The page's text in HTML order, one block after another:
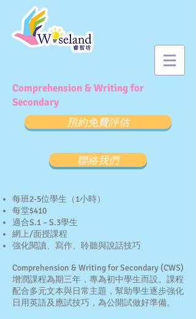
Comprehension & Writing for
Secondary
預約免費評估
聯絡我們
每班2-5位學生（1小時）
每堂$410
適合S.1 – S.3學生
網上/面授課程
強化閱讀、寫作、聆聽與說話技巧
Comprehension & Writing for Secondary (CWS)
增潤課程為期三年，專為初中學生而設。課程
配合多元文本與日常主題，幫助學生逐步強化
日用英語及應試技巧，為公開試做好準備。